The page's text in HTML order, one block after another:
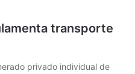
transporte
privado individual de